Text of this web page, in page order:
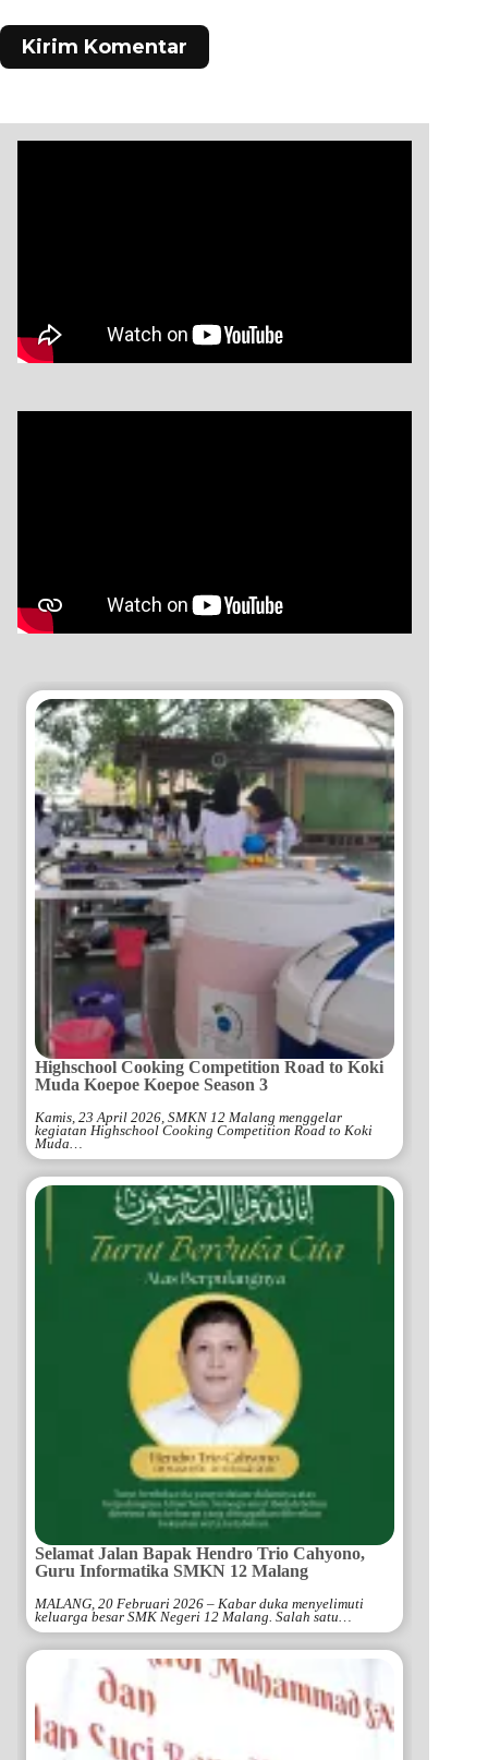
Kirim Komentar
Highschool Cooking Competition Road to Koki
Muda Koepoe Koepoe Season 3
Kamis, 23 April 2026, SMKN 12 Malang menggelar
kegiatan Highschool Cooking Competition Road to Koki
Muda…
Selamat Jalan Bapak Hendro Trio Cahyono,
Guru Informatika SMKN 12 Malang
MALANG, 20 Februari 2026 – Kabar duka menyelimuti
keluarga besar SMK Negeri 12 Malang. Salah satu…